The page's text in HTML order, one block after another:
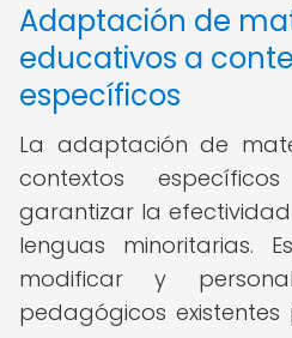
Adaptación de
educativos a
específicos
La adaptación de
contextos
garantizar la
lenguas minoritarias.
modificar y
pedagógicos